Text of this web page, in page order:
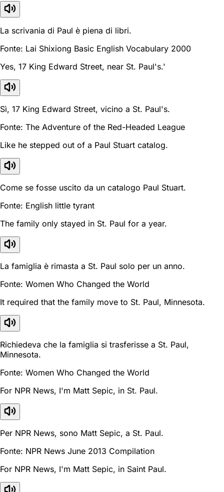
La scrivania di Paul è piena di libri.
Fonte: Lai Shixiong Basic English Vocabulary 2000
Yes, 17 King Edward Street, near St. Paul's.'
Sì, 17 King Edward Street, vicino a St. Paul's.
Fonte: The Adventure of the Red-Headed League
Like he stepped out of a Paul Stuart catalog.
Come se fosse uscito da un catalogo Paul Stuart.
Fonte: English little tyrant
The family only stayed in St. Paul for a year.
La famiglia è rimasta a St. Paul solo per un anno.
Fonte: Women Who Changed the World
It required that the family move to St. Paul, Minnesota.
Richiedeva che la famiglia si trasferisse a St. Paul,
Minnesota.
Fonte: Women Who Changed the World
For NPR News, I'm Matt Sepic, in St. Paul.
Per NPR News, sono Matt Sepic, a St. Paul.
Fonte: NPR News June 2013 Compilation
For NPR News, I'm Matt Sepic, in Saint Paul.